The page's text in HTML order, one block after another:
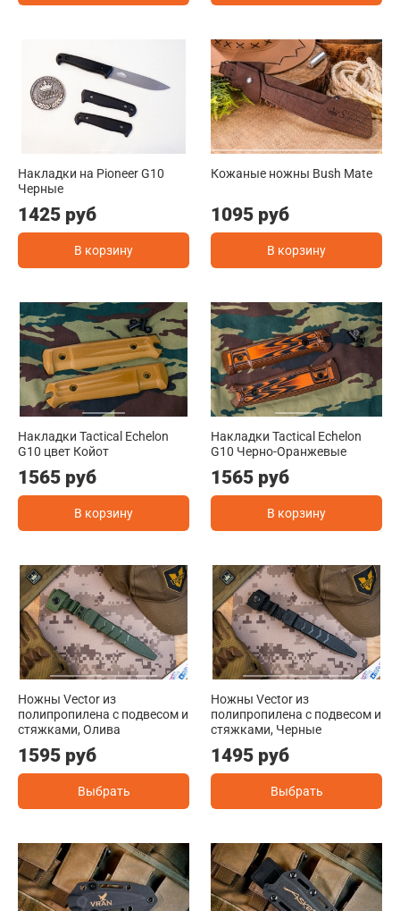
Накладки на Pioneer G10
Черные
1425 руб
В корзину
Кожаные ножны Bush Mate
1095 руб
В корзину
Накладки Tactical Echelon
G10 цвет Койот
1565 руб
В корзину
Накладки Tactical Echelon
G10 Черно-Оранжевые
1565 руб
В корзину
Ножны Vector из
полипропилена с подвесом и
стяжками, Олива
1595 руб
Выбрать
Ножны Vector из
полипропилена с подвесом и
стяжками, Черные
1495 руб
Выбрать